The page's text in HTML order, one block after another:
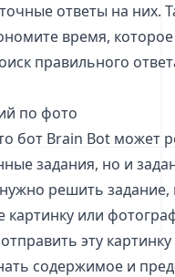
ответы на них.
время,
правильного
по фото
бот Brain Bot может
задания, но и
решить задание,
картинку или
эту картинку
содержимое и